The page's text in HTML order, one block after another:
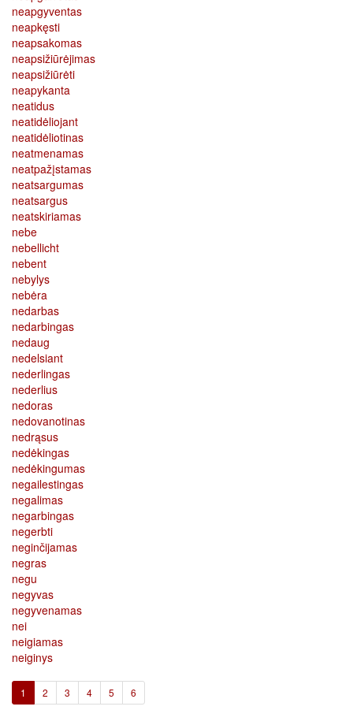
neapgyventas
neapkęsti
neapsakomas
neapsižiūrėjimas
neapsižiūrėti
neapykanta
neatidus
neatidėliojant
neatidėliotinas
neatmenamas
neatpažįstamas
neatsargumas
neatsargus
neatskiriamas
nebe
nebellicht
nebent
nebylys
nebėra
nedarbas
nedarbingas
nedaug
nedelsiant
nederlingas
nederlius
nedoras
nedovanotinas
nedrąsus
nedėkingas
nedėkingumas
negailestingas
negalimas
negarbingas
negerbti
neginčijamas
negras
negu
negyvas
negyvenamas
nei
neigiamas
neiginys
1 (current)
2 3 4 5 6